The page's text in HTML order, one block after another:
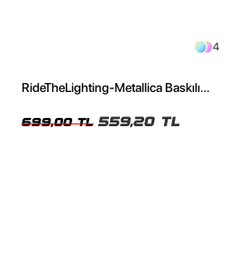
4
RideTheLighting-Metallica Baskılı
699,00 TL 559,20 TL